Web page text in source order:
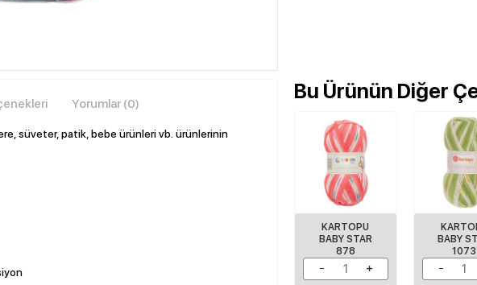
Yorumlar (0)
süveter, patik, bebe ürünleri vb. ürünlerinin
Bu Ürünün Diğer
KARTOPU
BABY STAR
878
BABY
1073